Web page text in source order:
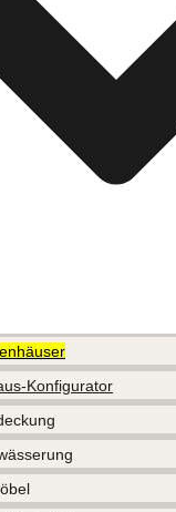
Konfigurator